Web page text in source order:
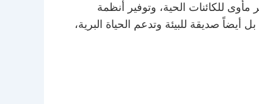
مأوى للكائنات الحية، وتوفير أنظمة
صديقة للبيئة وتدعم الحياة البرية،